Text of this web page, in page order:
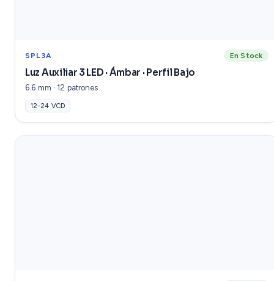
SPL3A En Stock
Luz Auxiliar 3 LED · Ámbar · Perfil Bajo
6.6 mm · 12 patrones
12-24 VCD